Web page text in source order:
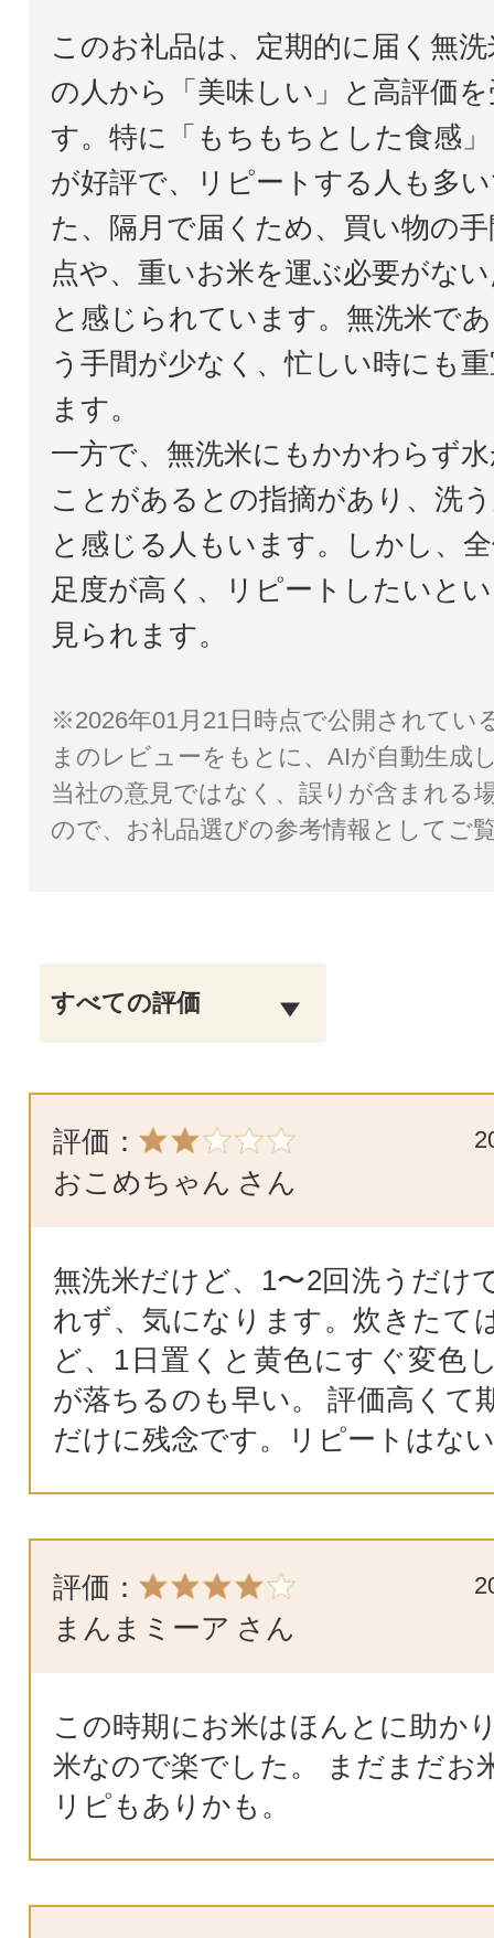
このお礼品は、定期的に届く無
の人から「美味しい」と高評価
す。特に「もちもちとした食感
が好評で、リピートする人も多
た、隔月で届くため、買い物の
点や、重いお米を運ぶ必要がな
と感じられています。無洗米で
う手間が少なく、忙しい時にも
ます。
一方で、無洗米にもかかわらず
ことがあるとの指摘があり、洗
と感じる人もいます。しかし、
足度が高く、リピートしたいと
見られます。
※2026年01月21日時点で公開されてい
まのレビューをもとに、AIが自動生成
当社の意見ではなく、誤りが含まれる
ので、お礼品選びの参考情報としてご
評価：
おこめちゃん さん
無洗米だけど、1〜2回洗うだけ
れず、気になります。炊きたて
ど、1日置くと黄色にすぐ変色
が落ちるのも早い。 評価高くて
だけに残念です。リピートはな
評価：
まんまミーア さん
この時期にお米はほんとに助か
米なので楽でした。 まだまだお
リピもありかも。